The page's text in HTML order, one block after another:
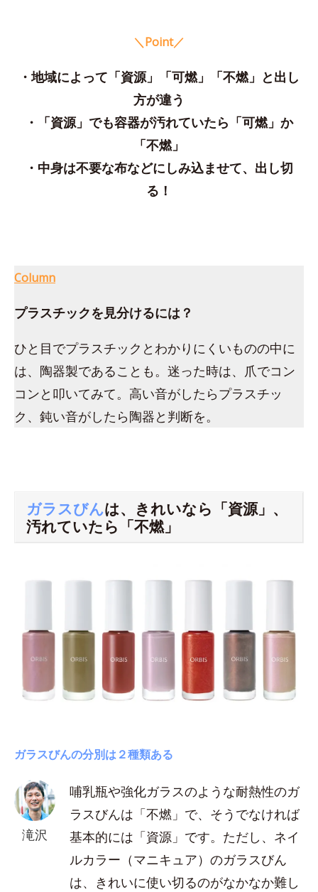
＼Point／
・地域によって「資源」「可燃」「不燃」と出し
方が違う
・「資源」でも容器が汚れていたら「可燃」か
「不燃」
・中身は不要な布などにしみ込ませて、出し切
る！
Column
プラスチックを見分けるには？
ひと目でプラスチックとわかりにくいものの中に
は、陶器製であることも。迷った時は、爪でコン
コンと叩いてみて。高い音がしたらプラスチッ
ク、鈍い音がしたら陶器と判断を。
ガラスびんは、きれいなら「資源」、
汚れていたら「不燃」
ガラスびんの分別は２種類ある
滝沢
哺乳瓶や強化ガラスのような耐熱性のガ
ラスびんは「不燃」で、そうでなければ
基本的には「資源」です。ただし、ネイ
ルカラー（マニキュア）のガラスびん
は、きれいに使い切るのがなかなか難し